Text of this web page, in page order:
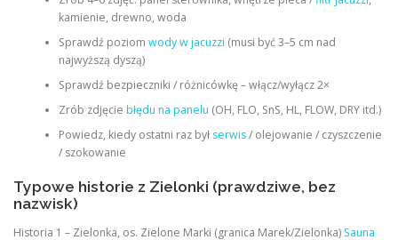
kamienie, drewno, woda
Sprawdź poziom wody w jacuzzi (musi być 3–5 cm nad
najwyższą dyszą)
Sprawdź bezpieczniki / różnicówkę – włącz/wyłącz 2×
Zrób zdjęcie błędu na panelu (OH, FLO, SnS, HL, FLOW, DRY itd.)
Powiedz, kiedy ostatni raz był serwis/ olejowanie / czyszczenie
/ szokowanie
Typowe historie z Zielonki (prawdziwe, bez
nazwisk)
Historia 1 – Zielonka, os. Zielone Marki (granica Marek/Zielonka) Sauna